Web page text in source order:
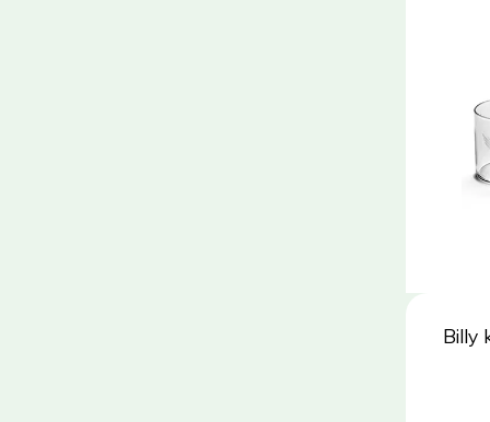
Billy